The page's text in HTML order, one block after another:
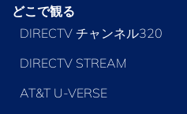
どこで観る
DIRECTV チャンネル320
DIRECTV STREAM
AT&T U-VERSE